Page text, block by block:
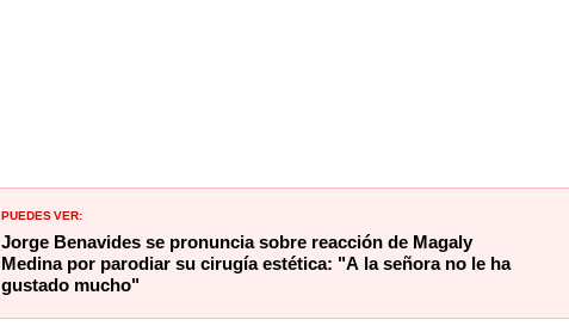
PUEDES VER:
Jorge Benavides se pronuncia sobre reacción de Magaly
Medina por parodiar su cirugía estética: "A la señora no le ha
gustado mucho"